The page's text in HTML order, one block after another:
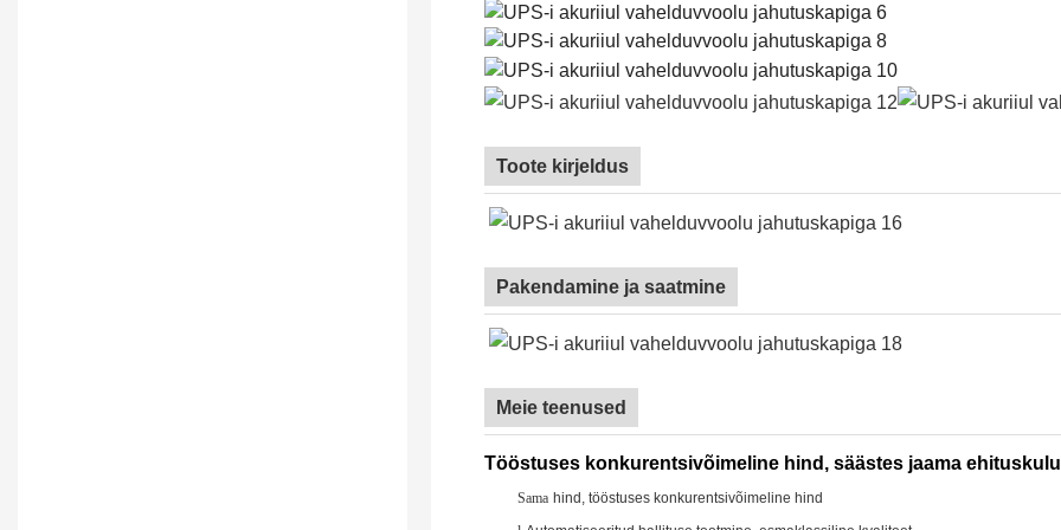
Toote kirjeldus
Pakendamine ja saatmine
Meie teenused
Tööstuses konkurentsivõimeline hind, säästes jaama
Sama hind, tööstuses konkurentsivõimeline hind